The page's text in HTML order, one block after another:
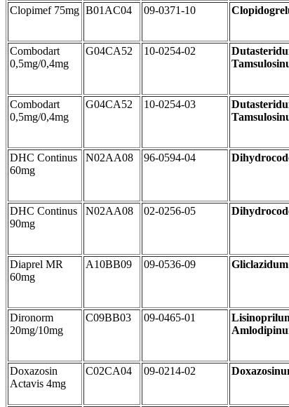
Clopimef 75mg B01AC04 09-0371-10
Combodart
0,5mg/0,4mg
G04CA52 10-0254-02
Combodart
0,5mg/0,4mg
G04CA52 10-0254-03
DHC Continus
60mg
N02AA08 96-0594-04
DHC Continus
90mg
N02AA08 02-0256-05
Diaprel MR
60mg
A10BB09 09-0536-09
Gliclazidum
Dironorm
20mg/10mg
C09BB03 09-0465-01
Doxazosin
Actavis 4mg
C02CA04 09-0214-02